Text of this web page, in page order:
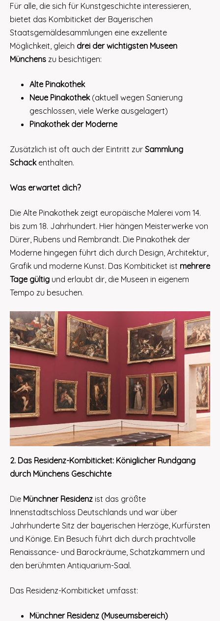
Für alle, die sich für Kunstgeschichte interessieren,
bietet das Kombiticket der Bayerischen
Staatsgemäldesammlungen eine exzellente
Möglichkeit, gleich drei der wichtigsten Museen
Münchens zu besichtigen:
Alte Pinakothek
Neue Pinakothek(aktuell wegen Sanierung
geschlossen, viele Werke ausgelagert)
Pinakothek der Moderne
Zusätzlich ist oft auch der Eintritt zur Sammlung
Schackenthalten.
Was erwartet dich?
Die Alte Pinakothek zeigt europäische Malerei vom 14.
bis zum 18. Jahrhundert. Hier hängen Meisterwerke von
Dürer, Rubens und Rembrandt. Die Pinakothek der
Moderne hingegen führt dich durch Design, Architektur,
Grafik und moderne Kunst. Das Kombiticket ist mehrere
Tage gültig und erlaubt dir, die Museen in eigenem
Tempo zu besuchen.
2. Das Residenz-Kombiticket: Königlicher Rundgang
durch Münchens Geschichte
Die Münchner Residenz ist das größte
Innenstadtschloss Deutschlands und war über
Jahrhunderte Sitz der bayerischen Herzöge, Kurfürsten
und Könige. Ein Besuch führt dich durch prachtvolle
Renaissance- und Barockräume, Schatzkammern und
den berühmten Antiquarium-Saal.
Das Residenz-Kombiticket umfasst:
Münchner Residenz (Museumsbereich)